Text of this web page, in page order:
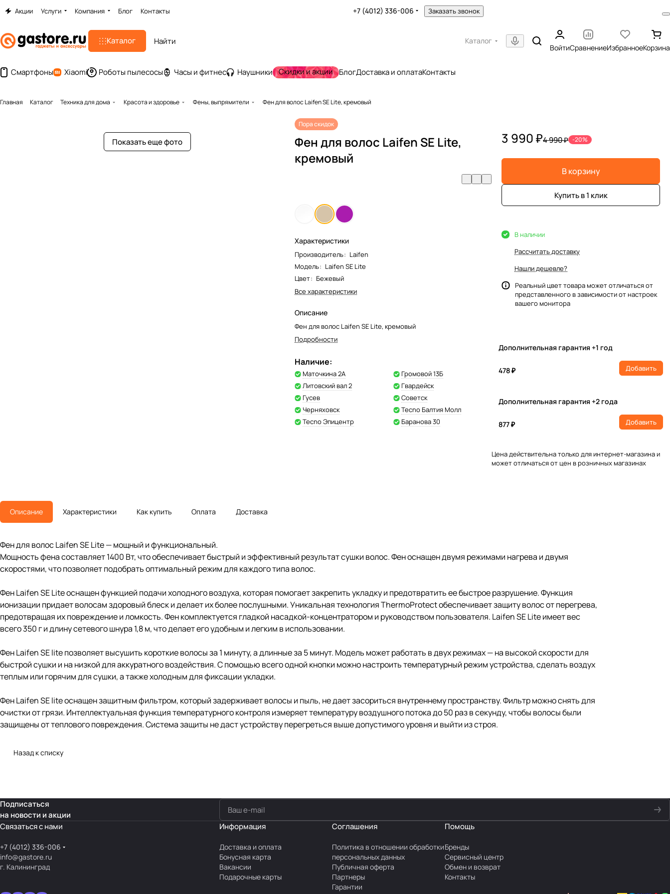
Акции Услуги Компания Блог Контакты +7 (4012) 336-006 Заказать звонок
Каталог Каталог
ВойтиСравнениеИзбранноеКорзина
Смартфоны Xiaomi Роботы пылесосы Часы и фитнес Наушники Скидки и акции БлогДоставка и оплатаКонтакты
Главная Каталог Техника для дома Красота и здоровье Фены, выпрямители Фен для волос Laifen SE Lite, кремовый
Показать еще фото
Пора скидок
Фен для волос Laifen SE Lite,
кремовый
Характеристики
Производитель: Laifen
Модель: Laifen SE Lite
Цвет: Бежевый
Все характеристики
Описание
Фен для волос Laifen SE Lite, кремовый
Подробности
Наличие:
Маточкина 2А
Громовой 13Б
Литовский вал 2
Гвардейск
Гусев
Советск
Черняховск
Tecno Балтия Молл
Tecno Эпицентр
Баранова 30
3 990 ₽4 990 ₽ -20%
В корзину
Купить в 1 клик
В наличии
Рассчитать доставку
Нашли дешевле?
Реальный цвет товара может отличаться от
представленного в зависимости от настроек
вашего монитора
Дополнительная гарантия +1 год
478 ₽ Добавить
Дополнительная гарантия +2 года
877 ₽ Добавить
Цена действительна только для интернет-магазина и
может отличаться от цен в розничных магазинах
Описание Характеристики Как купить Оплата Доставка
Фен для волос Laifen SE Lite — мощный и функциональный.
Мощность фена составляет 1400 Вт, что обеспечивает быстрый и эффективный результат сушки волос. Фен оснащен двумя режимами нагрева и двумя
скоростями, что позволяет подобрать оптимальный режим для каждого типа волос.
Фен Laifen SE Lite оснащен функцией подачи холодного воздуха, которая помогает закрепить укладку и предотвратить ее быстрое разрушение. Функция
ионизации придает волосам здоровый блеск и делает их более послушными. Уникальная технология ThermoProtect обеспечивает защиту волос от перегрева,
предотвращая их повреждение и ломкость. Фен комплектуется гладкой насадкой-концентратором и руководством пользователя. Laifen SE Lite имеет вес
всего 350 г и длину сетевого шнура 1,8 м, что делает его удобным и легким в использовании.
Фен Laifen SE lite позволяет высушить короткие волосы за 1 минуту, а длинные за 5 минут. Модель может работать в двух режимах — на высокой скорости для
быстрой сушки и на низкой для аккуратного воздействия. С помощью всего одной кнопки можно настроить температурный режим устройства, сделать воздух
теплым или горячим для сушки, а также холодным для фиксации укладки.
Фен Laifen SE lite оснащен защитным фильтром, который задерживает волосы и пыль, не дает засориться внутреннему пространству. Фильтр можно снять для
очистки от грязи. Интеллектуальная функция температурного контроля измеряет температуру воздушного потока до 50 раз в секунду, чтобы волосы были
защищены от теплового повреждения. Система защиты не даст устройству перегреться выше допустимого уровня и выйти из строя.
Назад к списку
Подписаться
на новости и акции
Связаться с нами
+7 (4012) 336-006
info@gastore.ru
г. Калининград
Информация
Доставка и оплата
Бонусная карта
Вакансии
Подарочные карты
Соглашения
Политика в отношении обработки
персональных данных
Публичная оферта
Партнеры
Гарантии
Помощь
Бренды
Сервисный центр
Обмен и возврат
Контакты